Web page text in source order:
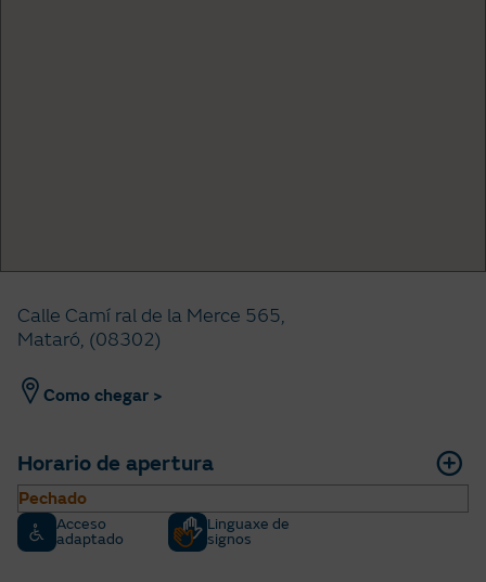
Calle Camí ral de la Merce 565,
Mataró, (08302)
Como chegar >
Horario de apertura
Pechado
Acceso
adaptado
Linguaxe de
signos